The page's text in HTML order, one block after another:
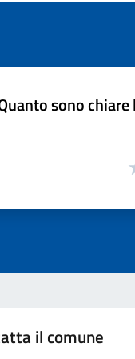
sono
il comune